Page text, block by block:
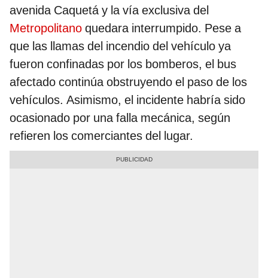
avenida Caquetá y la vía exclusiva del
Metropolitano quedara interrumpido. Pese a
que las llamas del incendio del vehículo ya
fueron confinadas por los bomberos, el bus
afectado continúa obstruyendo el paso de los
vehículos. Asimismo, el incidente habría sido
ocasionado por una falla mecánica, según
refieren los comerciantes del lugar.